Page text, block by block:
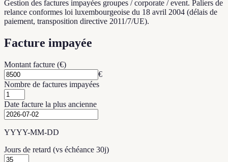
Gestion des factures impayées groupes / corporate / event. Paliers de
relance conformes loi luxembourgeoise du 18 avril 2004 (délais de
paiement, transposition directive 2011/7/UE).
Facture impayée
Montant facture (€)
€
Nombre de factures impayées
Date facture la plus ancienne
YYYY-MM-DD
Jours de retard (vs échéance 30j)